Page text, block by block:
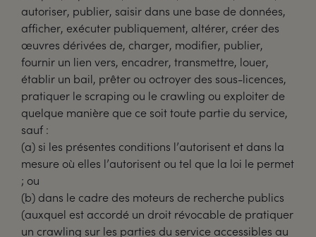
autoriser, publier, saisir dans une base de données,
afficher, exécuter publiquement, altérer, créer des
œuvres dérivées de, charger, modifier, publier,
fournir un lien vers, encadrer, transmettre, louer,
établir un bail, prêter ou octroyer des sous-licences,
pratiquer le scraping ou le crawling ou exploiter de
quelque manière que ce soit toute partie du service,
sauf :
(a) si les présentes conditions l’autorisent et dans la
mesure où elles l’autorisent ou tel que la loi le permet
; ou
(b) dans le cadre des moteurs de recherche publics
(auxquel est accordé un droit révocable de pratiquer
un crawling sur les parties du service accessibles au